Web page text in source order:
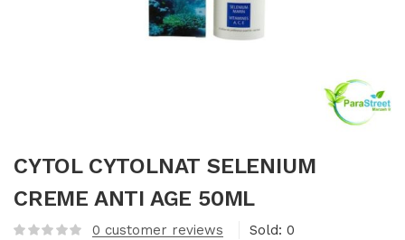
CYTOL CYTOLNAT SELENIUM
CREME ANTI AGE 50ML
0 customer reviews Sold: 0